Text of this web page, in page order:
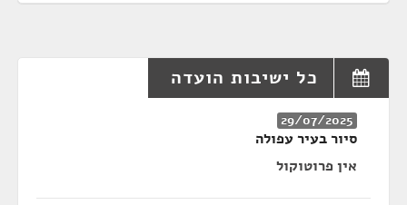
כל ישיבות הועדה
29/07/2025
סיור בעיר עפולה
אין פרוטוקול